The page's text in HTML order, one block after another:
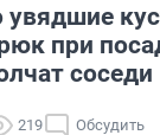
увядшие
при
соседи
219 Обсудить